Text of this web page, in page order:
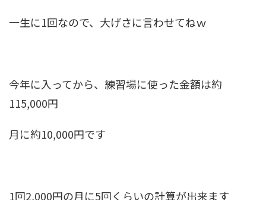
一生に1回なので、大げさに言わせてねｗ
今年に入ってから、練習場に使った金額は約
115,000円
月に約10,000円です
1回2,000円の月に5回くらいの計算が出来ます